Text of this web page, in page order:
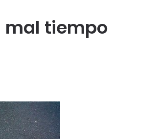
mal tiempo